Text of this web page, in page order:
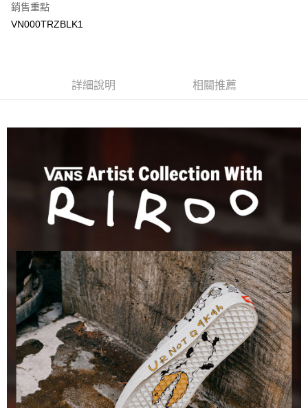
流程，驗證手機門號後，選擇欲分期的期數、繳款截止日，確認付款後即完
1.分期款項不併入電信帳單，「大哥付你分期」於每月結算日後寄送繳費提
2.透過簡訊連結打開帳單後，可選擇「超商條碼／台灣大直營門市／銀行轉
帳／街口支付／iPASS MONEY」等通路繳費。
用戶於交易時，得透過本服務購買商品或服務，並由商店將買賣／分期付款
買賣價金債權讓與本公司後，依約使用本公司帳單繳交帳款。
2.基於同意付款使用「大哥付你分期」之契約關係目的，商店將以您的個人
資料（包含姓名、電話或地址）提供予台灣大哥大進項蒐集、處理及利用，
由本公司與您本人進行分期帳單所需資料之確認、核對及更正。
3.完整用戶服務條款，請詳閱以下連結：https://oppay.tw/userRule
【關於「AFTEE先享後付」】
１．簡單：不需註冊會員、不需綁卡、不需儲值。
【「AFTEE先享後付」結帳流程】
１．於結帳方式選擇「AFTEE先享後付」後，將跳轉至「AFTEE先享後付」
結帳頁面，進行簡訊認證並確認金額後，即可完成結帳。
２．訂單成立數日內，您將收到繳費通知簡訊。
３．收到繳費通知簡訊後14天內，點擊此簡訊中的連結，可透過四大超商／
※ 請注意：結帳手續完成當下不需立刻繳費，但若您需要取消訂單，請聯絡
購買商品的店家。未經商家同意取消之訂單仍視為有效，需透過AFTEE先享
後付繳納相關費用。
※ 交易是否成功請以「AFTEE先享後付 」之結帳頁面顯示為準，若有關於
是否繳費成功／繳費後需取消欲退款等相關疑問，請聯繫「AFTEE先享後付
客戶支援中心」https://netprotections.freshdesk.com/support/home
【注意事項】
１．透過由恩沛科技股份有限公司提供之「AFTEE先享後付」服務完成之交
易，需依本服務之必要範圍內提供個人資料，並將交易相關給付款項請求債
權轉讓予恩沛科技股份有限公司。
２．關於個人資料處理事宜，請瀏覽以下網址：
https://aftee.tw/terms/#terms3
付款後全家取貨
免運費
付款後萊爾富取貨
免運費
7-11取貨付款
免運費
付款後7-11取貨
免運費
銷售重點
VN000TRZBLK1
詳細說明 相關推薦